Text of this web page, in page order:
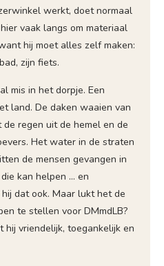
werkt, doet normaal
vaak langs om materiaal
hij moet alles zelf ­maken:
zijn fiets.
mis in het dorpje. Een
land. De daken waaien van
regen uit de hemel en de
Het water in de straten
de mensen gevangen in
kan helpen … en
dat ook. Maar lukt het de
te stellen voor DMmdLB?
hij vriendelijk, toegankelijk en